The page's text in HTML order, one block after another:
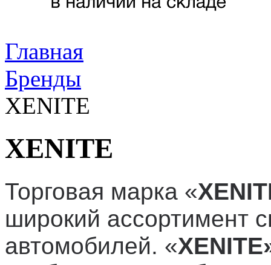
Главная
Бренды
XENITE
XENITE
Торговая марка «
широкий ассортимент
автомобилей. «